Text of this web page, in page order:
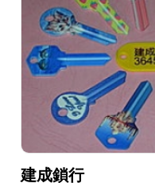
建成鎖行